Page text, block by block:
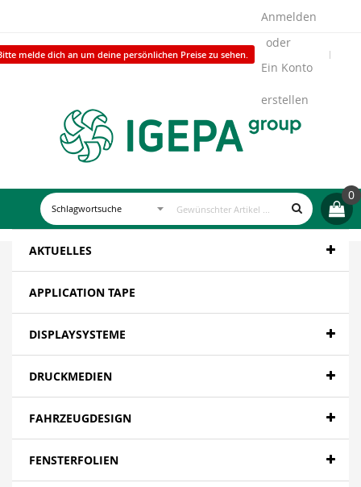
melde dich an um deine persönlichen Preise zu sehen.
Anmelden
Ein Konto
erstellen
0
AKTUELLES
APPLICATION TAPE
DISPLAYSYSTEME
DRUCKMEDIEN
FAHRZEUGDESIGN
FENSTERFOLIEN